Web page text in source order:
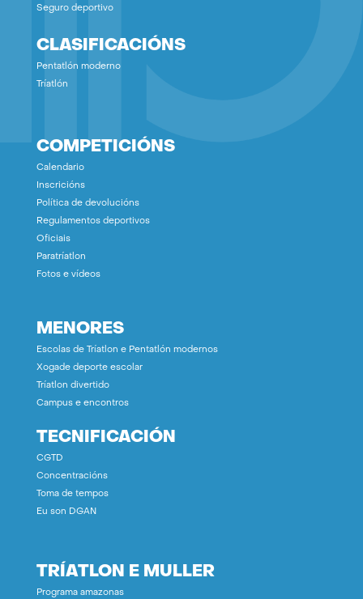
Seguro deportivo
CLASIFICACIÓNS
Pentatlón moderno
Tríatlón
COMPETICIÓNS
Calendario
Inscricións
Política de devolucións
Regulamentos deportivos
Oficiais
Paratríatlon
Fotos e vídeos
MENORES
Escolas de Tríatlon e Pentatlón modernos
Xogade deporte escolar
Tríatlon divertido
Campus e encontros
TECNIFICACIÓN
CGTD
Concentracións
Toma de tempos
Eu son DGAN
TRÍATLON E MULLER
Programa amazonas